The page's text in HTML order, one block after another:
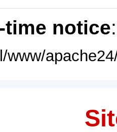
time notice
www/